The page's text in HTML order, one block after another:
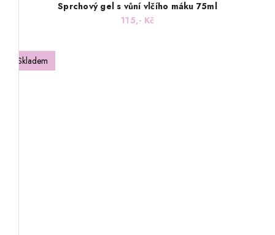
Sprchový gel s vůní vlčího máku 75ml
115,- Kč
Skladem